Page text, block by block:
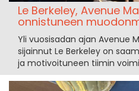
Le Berkeley, Avenue
onnistuneen
Yli vuosisadan ajan Avenue
sijainnut Le Berkeley on
ja motivoituneen tiimin